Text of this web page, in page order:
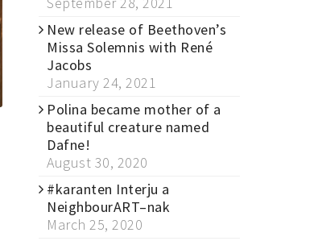
New release of Beethoven’s
Missa Solemnis with René
Jacobs
January 24, 2021
Polina became mother of a
beautiful creature named
Dafne!
August 30, 2020
#karanten Interju a
NeighbourART–nak
March 25, 2020